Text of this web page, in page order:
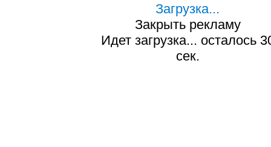
Загрузка...
Закрыть рекламу
Идет загрузка... осталось
сек.